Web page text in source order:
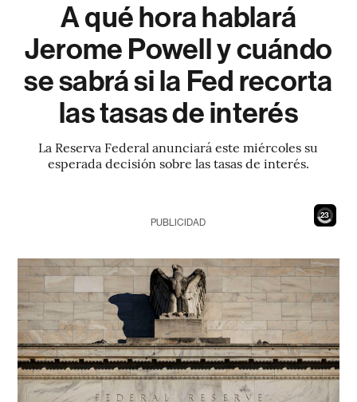
A qué hora hablará
Jerome Powell y cuándo
se sabrá si la Fed recorta
las tasas de interés
La Reserva Federal anunciará este miércoles su
esperada decisión sobre las tasas de interés.
21
PUBLICIDAD